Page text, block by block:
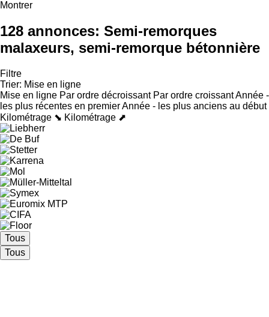
Montrer
128 annonces: Semi-remorques
malaxeurs, semi-remorque bétonnière
Filtre
Trier: Mise en ligne
Mise en ligne Par ordre décroissant Par ordre croissantAnnée -
les plus récentes en premierAnnée - les plus anciens au début
Kilométrage ⬊ Kilométrage ⬈
Tous
Tous